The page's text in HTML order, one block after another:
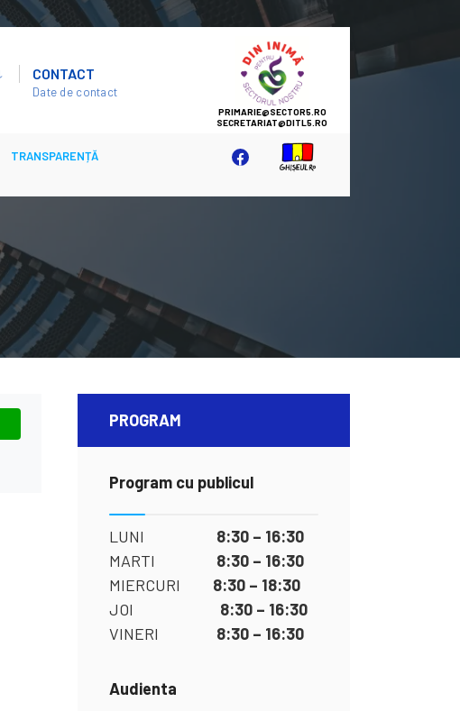
CONTACT
Date de contact
SECTOR
5
TRANSPARENȚĂ
PROGRAM
Program cu publicul
LUNI 8:30 – 16:30
MARTI 8:30 – 16:30
MIERCURI 8:30 – 18:30
JOI 8:30 – 16:30
VINERI 8:30 – 16:30
Audienta